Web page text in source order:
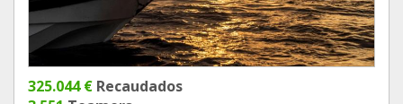
325.044 € Recaudados